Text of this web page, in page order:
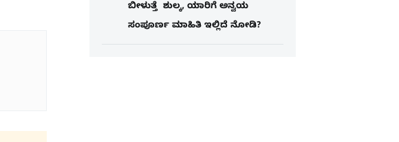
ಬೀಳುತ್ತೆ ಶುಲ್ಕ, ಯಾರಿಗೆ ಅನ್ವಯ
ಸಂಪೂರ್ಣ ಮಾಹಿತಿ ಇಲ್ಲಿದೆ ನೋಡಿ?